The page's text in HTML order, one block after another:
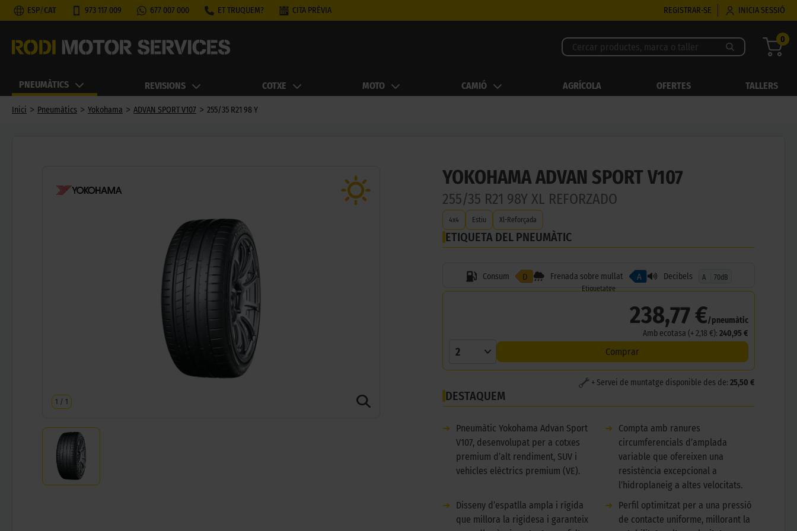
ESP/CAT 973 117 009 677 007 000 ET TRUQUEM? CITA PRÈVIA REGISTRAR-SE INICIA SESSIÓ
0
PNEUMÀTICS REVISIONS COTXE MOTO CAMIÓ AGRÍCOLA OFERTES TALLERS
Inici > Pneumàtics > Yokohama > ADVAN SPORT V107 > 255/35 R21 98 Y
1 / 1
YOKOHAMA ADVAN SPORT V107
255/35 R21 98Y XL REFORZADO
4x4 Estiu Xl-Reforçada
ETIQUETA DEL PNEUMÀTIC
Consum D Frenada sobre mullat A Decibels A
70dB
Etiquetatge
238,77 €/pneumàtic
Amb ecotasa (+ 2,18 €): 240,95 €
2 Comprar
+ Servei de muntatge disponible des de: 25,50 €
DESTAQUEM
➜
Pneumàtic Yokohama Advan Sport
V107, desenvolupat per a cotxes
premium d’alt rendiment, SUV i
vehicles elèctrics premium (VE).
➜
Compta amb ranures
circumferencials d’amplada
variable que ofereixen una
resistència excepcional a
l’hidroplaneig a altes velocitats.
➜
Disseny d’espatlla ampla i rígida
que millora la rigidesa i garanteix
➜
Perfil optimitzat per a una pressió
de contacte uniforme, millorant la